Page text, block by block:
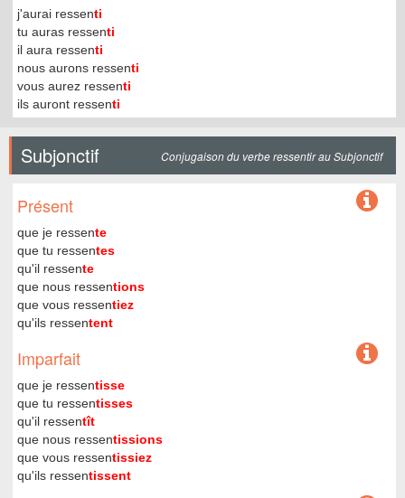
j'aurai ressenti
tu auras ressenti
il aura ressenti
nous aurons ressenti
vous aurez ressenti
ils auront ressenti
Subjonctif Conjugaison du verbe ressentir au Subjonctif
Présent
que je ressente
que tu ressentes
qu'il ressente
que nous ressentions
que vous ressentiez
qu'ils ressentent
Imparfait
que je ressentisse
que tu ressentisses
qu'il ressentît
que nous ressentissions
que vous ressentissiez
qu'ils ressentissent